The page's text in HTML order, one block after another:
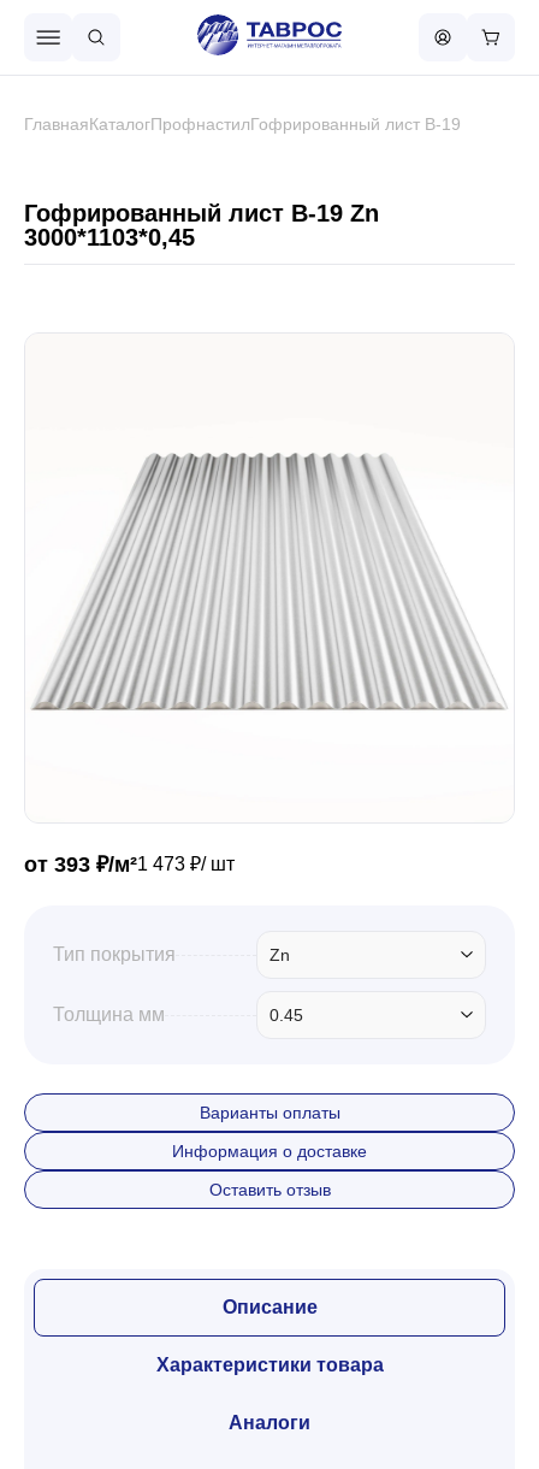
Металлочерепица
Сваи винтовые
Забор
Кровля
Профили для гипсокартона
Другие товары
ГлавнаяКаталогПрофнастилГофрированный лист В-19
Гофрированный лист В-19 Zn
3000*1103*0,45
от 393 ₽/м²1 473 ₽/ шт
Тип покрытия Zn
Толщина мм 0.45
Варианты оплаты
Информация о доставке
Оставить отзыв
Описание
Характеристики товара
Аналоги